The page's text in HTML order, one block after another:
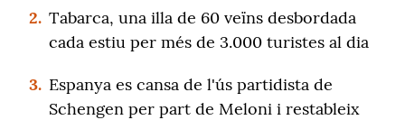
2. Tabarca, una illa de 60 veïns desbordada
cada estiu per més de 3.000 turistes al dia
3. Espanya es cansa de l'ús partidista de
Schengen per part de Meloni i restableix